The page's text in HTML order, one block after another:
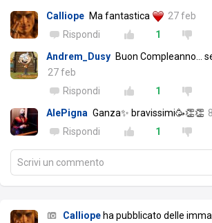
Calliope Ma fantastica
27 feb
Rispondi
1
Andrem_Dusy Buon Compleanno...
27 feb
Rispondi
1
AlePigna Ganza✨ bravissimi🥳👏👏
Rispondi
1
Scrivi un commento
Calliope ha pubblicato delle